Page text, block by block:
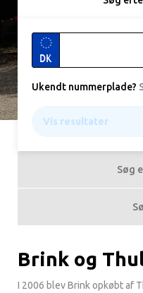
DK
Ukendt nummerplade?
Vis resultater
Søg
Brink og
I 2006 blev Brink opkøbt af